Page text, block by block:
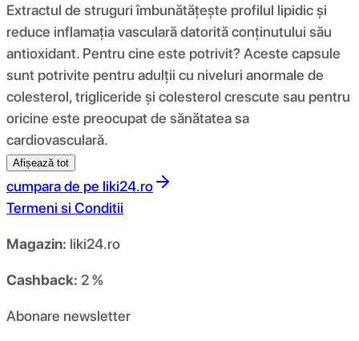
Extractul de struguri îmbunătățește profilul lipidic și
reduce inflamația vasculară datorită conținutului său
antioxidant. Pentru cine este potrivit? Aceste capsule
sunt potrivite pentru adulții cu niveluri anormale de
colesterol, trigliceride și colesterol crescute sau pentru
oricine este preocupat de sănătatea sa
cardiovasculară.
Afișează tot
cumpara de pe liki24.ro
Termeni si Conditii
Magazin: liki24.ro
Cashback: 2 %
Abonare newsletter